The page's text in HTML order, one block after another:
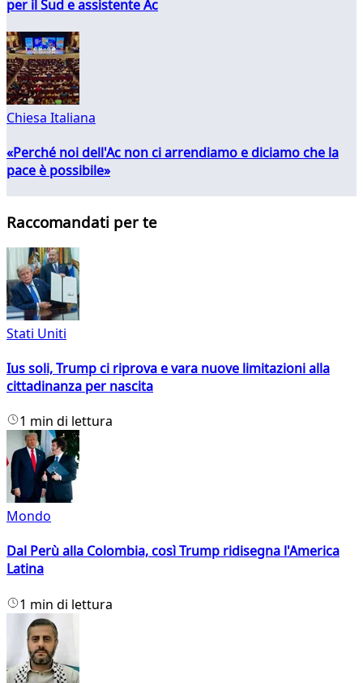
per il Sud e assistente Ac
Chiesa Italiana
«Perché noi dell'Ac non ci arrendiamo e diciamo che la
pace è possibile»
Raccomandati per te
Stati Uniti
Ius soli, Trump ci riprova e vara nuove limitazioni alla
cittadinanza per nascita
1 min di lettura
Mondo
Dal Perù alla Colombia, così Trump ridisegna l'America
Latina
1 min di lettura